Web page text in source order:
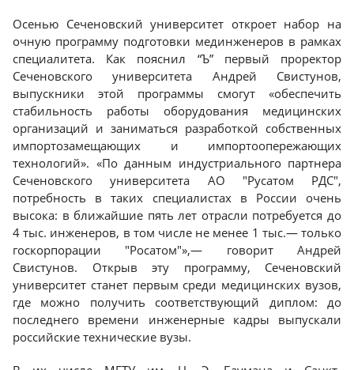
93
Казань
Осенью Сеченовский университет откроет набор на
очную программу подготовки мединженеров в рамках
специалитета. Как пояснил “Ъ” первый проректор
Сеченовского университета Андрей Свистунов,
выпускники этой программы смогут «обеспечить
стабильность работы оборудования медицинских
организаций и заниматься разработкой собственных
импортозамещающих и импортоопережающих
технологий». «По данным индустриального партнера
Сеченовского университета АО "Русатом РДС",
потребность в таких специалистах в России очень
высока: в ближайшие пять лет отрасли потребуется до
4 тыс. инженеров, в том числе не менее 1 тыс.— только
госкорпорации "Росатом"»,— говорит Андрей
Свистунов. Открыв эту программу, Сеченовский
университет станет первым среди медицинских вузов,
где можно получить соответствующий диплом: до
последнего времени инженерные кадры выпускали
российские технические вузы.